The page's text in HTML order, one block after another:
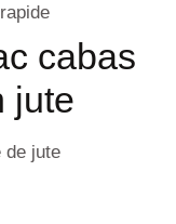
cabas
jute
de jute